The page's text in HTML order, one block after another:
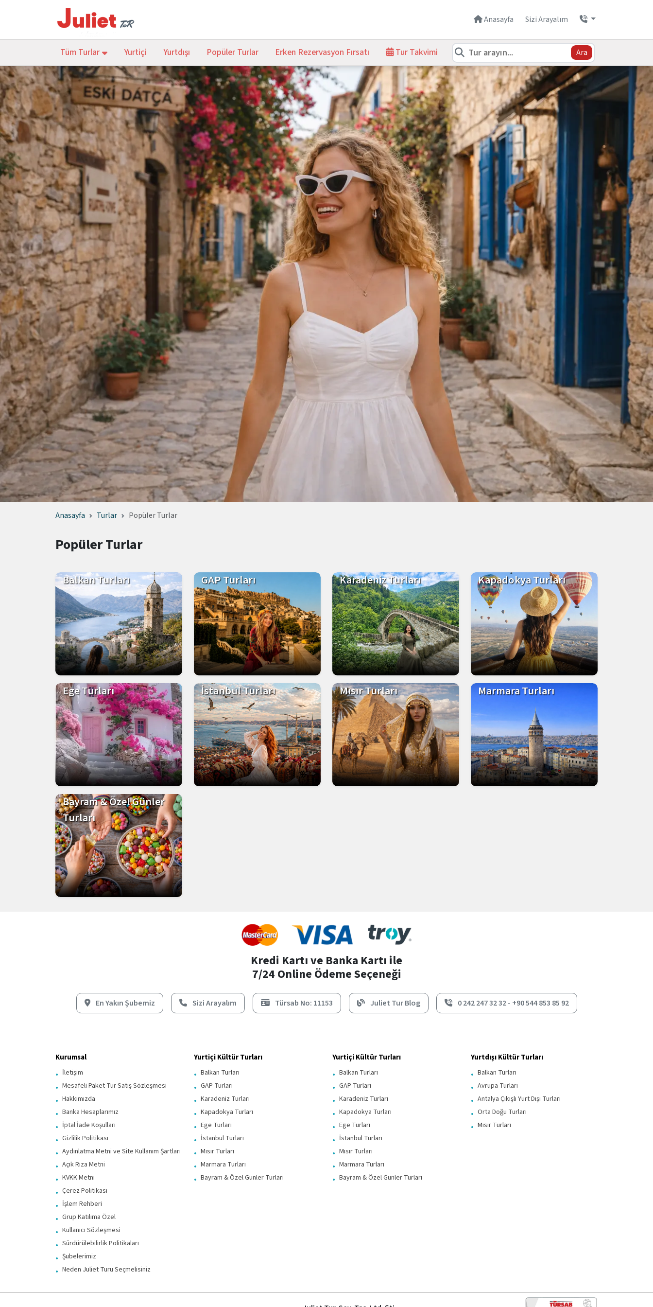
Anasayfa Sizi Arayalım
Tüm Turlar Yurtiçi Yurtdışı Popüler Turlar Erken Rezervasyon Fırsatı Tur Takvimi Ara
Anasayfa Turlar Popüler Turlar
Popüler Turlar
Balkan Turları GAP Turları Karadeniz Turları Kapadokya Turları
Ege Turları İstanbul Turları Mısır Turları Marmara Turları
Bayram & Özel Günler
Turları
Kredi Kartı ve Banka Kartı ile
7/24 Online Ödeme Seçeneği
En Yakın Şubemiz Sizi Arayalım Türsab No: 11153 Juliet Tur Blog 0 242 247 32 32 - +90 544 853 85 92
Kurumsal
İletişim
Mesafeli Paket Tur Satış Sözleşmesi
Hakkımızda
Banka Hesaplarımız
İptal İade Koşulları
Gizlilik Politikası
Aydınlatma Metni ve Site Kullanım Şartları
Açık Rıza Metni
KVKK Metni
Çerez Politikası
İşlem Rehberi
Grup Katılıma Özel
Kullanıcı Sözleşmesi
Sürdürülebilirlik Politikaları
Şubelerimiz
Neden Juliet Turu Seçmelisiniz
Yurtiçi Kültür Turları
Balkan Turları
GAP Turları
Karadeniz Turları
Kapadokya Turları
Ege Turları
İstanbul Turları
Mısır Turları
Marmara Turları
Bayram & Özel Günler Turları
Yurtiçi Kültür Turları
Balkan Turları
GAP Turları
Karadeniz Turları
Kapadokya Turları
Ege Turları
İstanbul Turları
Mısır Turları
Marmara Turları
Bayram & Özel Günler Turları
Yurtdışı Kültür Turları
Balkan Turları
Avrupa Turları
Antalya Çıkışlı Yurt Dışı Turları
Orta Doğu Turları
Mısır Turları